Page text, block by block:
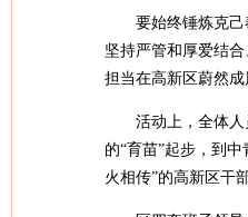
要始终锤炼克
坚持严管和厚爱结
担当在高新区蔚然成
活动上，全体
的“育苗”起步，到
火相传”的高新区干